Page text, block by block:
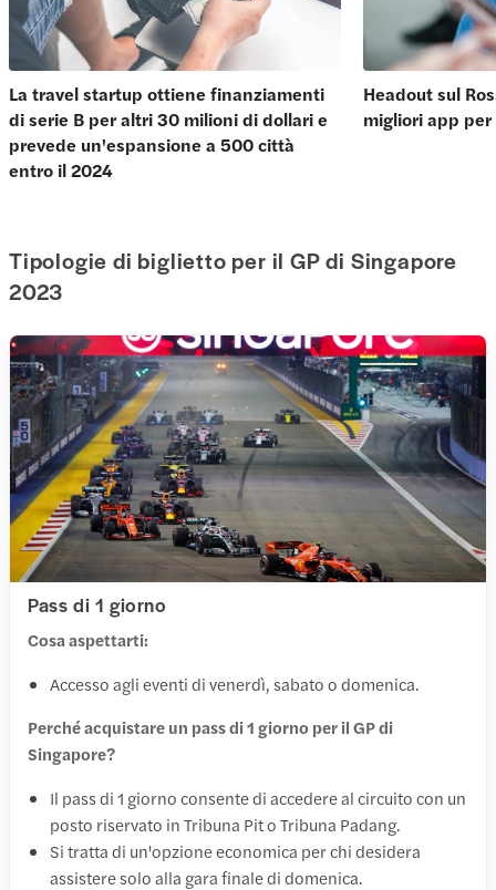
La travel startup ottiene finanziamenti
di serie B per altri 30 milioni di dollari e
prevede un'espansione a 500 città
entro il 2024
Headout sul
migliori app
Tipologie di biglietto per il GP di Singapore
2023
Pass di 1 giorno
Cosa aspettarti:
Accesso agli eventi di venerdì, sabato o domenica.
Perché acquistare un pass di 1 giorno per il GP di
Singapore?
Il pass di 1 giorno consente di accedere al circuito con un
posto riservato in Tribuna Pit o Tribuna Padang.
Si tratta di un'opzione economica per chi desidera
assistere solo alla gara finale di domenica.